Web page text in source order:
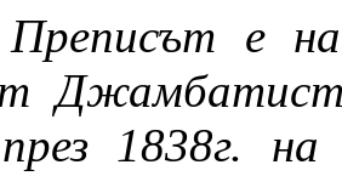
Преписът е
1838г.